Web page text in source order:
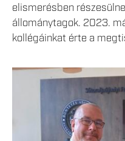
elismerésben
állománytagok. 2023.
kollégáinkat érte a